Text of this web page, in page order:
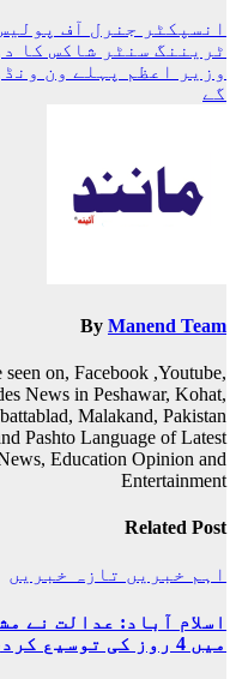
پوسٹوں
کی
نیویگیشن
انسپکٹر جنرل آف
ٹریننگ سنٹر شاکس کا
وزیر اعظم پہلے ون
گے
By Manend Team
on, Facebook ,Youtube,
News in Peshawar, Kohat,
Malakand, Pakistan
Pashto Language of Latest
Education Opinion and
Entertainment
Related Post
اہم خبریں تازہ خبریں
اسلام آباد: عدالت نے
میں 4 روز کی توسیع کردی